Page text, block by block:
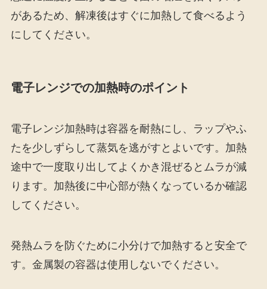
があるため、解凍後はすぐに加熱して食べるよう
にしてください。
電子レンジでの加熱時のポイント
電子レンジ加熱時は容器を耐熱にし、ラップやふ
たを少しずらして蒸気を逃がすとよいです。加熱
途中で一度取り出してよくかき混ぜるとムラが減
ります。加熱後に中心部が熱くなっているか確認
してください。
発熱ムラを防ぐために小分けで加熱すると安全で
す。金属製の容器は使用しないでください。